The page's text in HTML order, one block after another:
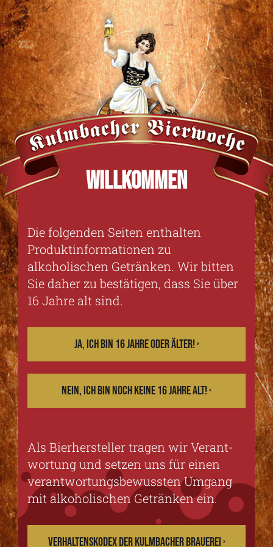
WILLKOMMEN
Die folgenden Seiten ent­halten
Produkt­informationen zu
alkoholischen Geträn­ken. Wir bitten
Sie daher zu bestätigen, dass Sie über
16 Jahre alt sind.
JA, ICH BIN 16 JAHRE ODER ÄLTER! ›
NEIN, ICH BIN NOCH KEINE 16 JAHRE ALT! ›
Als Bierhersteller tragen wir Verant­
wortung und setzen uns für einen
ver­antwortungs­bewussten Umgang
mit alkoholischen Getränken ein.
VERHALTENSKODEX DER KULMBACHER BRAUEREI ›